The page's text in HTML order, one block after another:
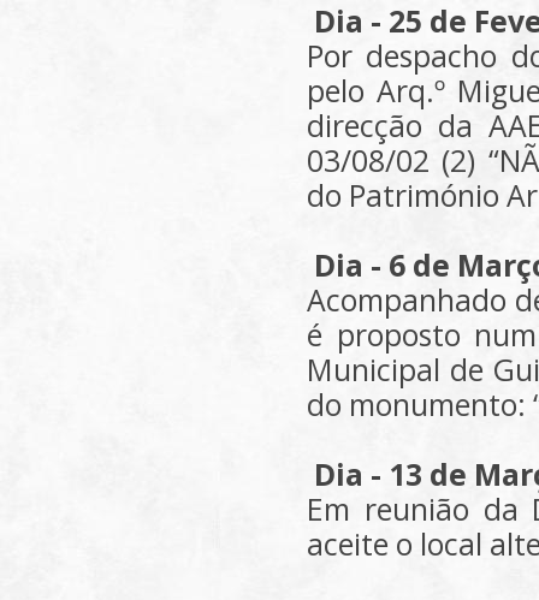
Dia - 25 de
Por despacho
pelo Arq.º
direcção da
03/08/02 (2)
do Património
Dia - 6 de
Acompanhado
é proposto
Municipal de
do monumento:
Dia - 13 de
Em reunião da
aceite o local